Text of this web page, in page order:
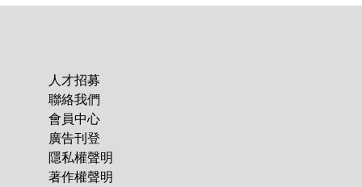
人才招募
聯絡我們
會員中心
廣告刊登
隱私權聲明
著作權聲明